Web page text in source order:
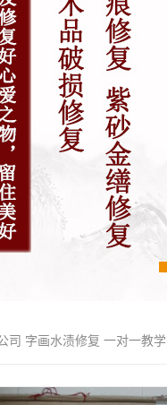
司 字画水渍修复 一对一教学